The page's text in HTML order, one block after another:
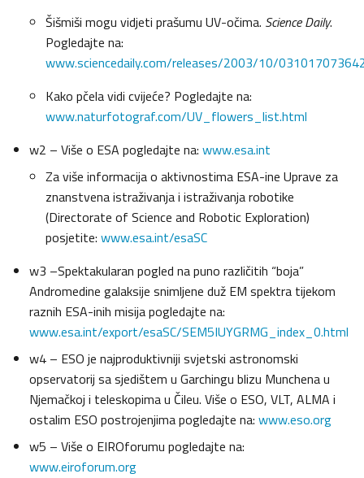
Šišmiši mogu vidjeti prašumu UV-očima. Science Daily.
Pogledajte na:
www.sciencedaily.com/releases/2003/10/
Kako pčela vidi cvijeće? Pogledajte na:
www.naturfotograf.com/UV_flowers_list.html
w2 – Više o ESA pogledajte na: www.esa.int
Za više informacija o aktivnostima ESA-ine Uprave za
znanstvena istraživanja i istraživanja robotike
(Directorate of Science and Robotic Exploration)
posjetite: www.esa.int/esaSC
w3 –Spektakularan pogled na puno različitih “boja”
Andromedine galaksije snimljene duž EM spektra tijekom
raznih ESA-inih misija pogledajte na:
www.esa.int/export/esaSC/SEM5IUYGRMG_index_0.html
w4 – ESO je najproduktivniji svjetski astronomski
opservatorij sa sjedištem u Garchingu blizu Munchena u
Njemačkoj i teleskopima u Čileu. Više o ESO, VLT, ALMA i
ostalim ESO postrojenjima pogledajte na: www.eso.org
w5 – Više o EIROforumu pogledajte na:
www.eiroforum.org